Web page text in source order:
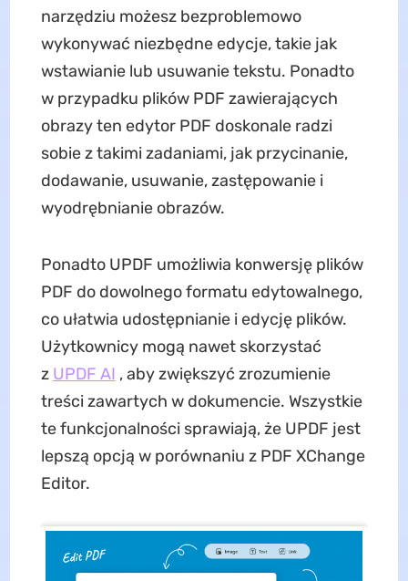
narzędziu możesz bezproblemowo
wykonywać niezbędne edycje, takie jak
wstawianie lub usuwanie tekstu. Ponadto
w przypadku plików PDF zawierających
obrazy ten edytor PDF doskonale radzi
sobie z takimi zadaniami, jak przycinanie,
dodawanie, usuwanie, zastępowanie i
wyodrębnianie obrazów.
Ponadto UPDF umożliwia konwersję plików
PDF do dowolnego formatu edytowalnego,
co ułatwia udostępnianie i edycję plików.
Użytkownicy mogą nawet skorzystać
z UPDF AI , aby zwiększyć zrozumienie
treści zawartych w dokumencie. Wszystkie
te funkcjonalności sprawiają, że UPDF jest
lepszą opcją w porównaniu z PDF XChange
Editor.